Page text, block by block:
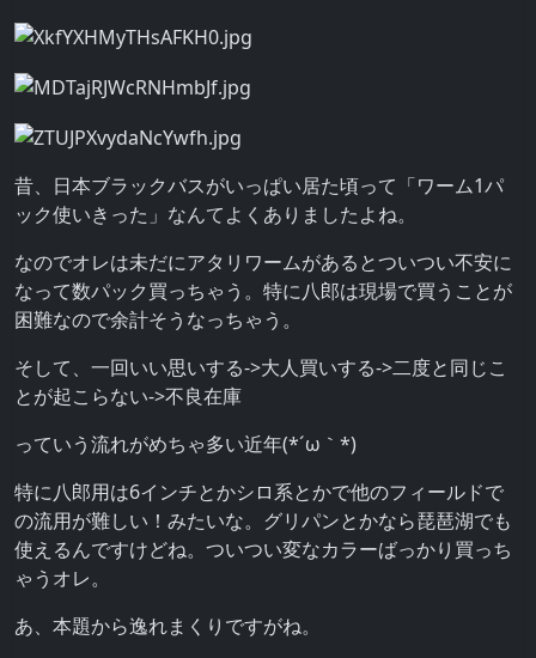
昔、日本ブラックバスがいっぱい居た頃って「ワーム1パ
ック使いきった」なんてよくありましたよね。
なのでオレは未だにアタリワームがあるとついつい不安に
なって数パック買っちゃう。特に八郎は現場で買うことが
困難なので余計そうなっちゃう。
そして、一回いい思いする->大人買いする->二度と同じこ
とが起こらない->不良在庫
っていう流れがめちゃ多い近年(*´ω｀*)
特に八郎用は6インチとかシロ系とかで他のフィールドで
の流用が難しい！みたいな。グリパンとかなら琵琶湖でも
使えるんですけどね。ついつい変なカラーばっかり買っち
ゃうオレ。
あ、本題から逸れまくりですがね。